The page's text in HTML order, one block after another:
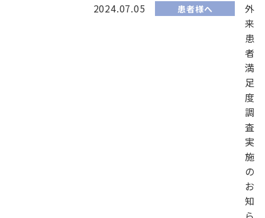
2024.07.05 患者様へ
外
来
患
者
満
足
度
調
査
実
施
の
お
知